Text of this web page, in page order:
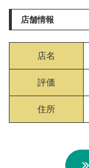
店舗情報
店名
評価
住所